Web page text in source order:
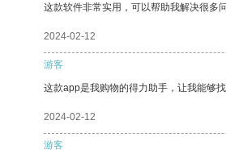
这款软件非常实用，可以帮助我解决很多
2024-02-12
游客
这款app是我购物的得力助手，让我能够
2024-02-12
游客